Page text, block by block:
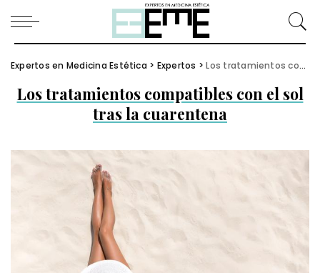
Expertos en Medicina Estética > Expertos >Los tratamientos compatibles con el sol tras la cuarentena
Los tratamientos compatibles con el sol
tras la cuarentena